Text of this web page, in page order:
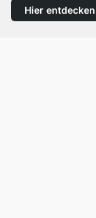
Hier entdecken